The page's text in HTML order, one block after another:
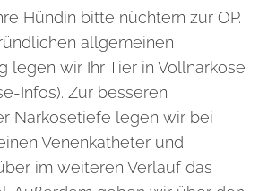
Hündin bitte nüchtern zur OP.
allgemeinen
legen wir Ihr Tier in Vollnarkose
Infos). Zur besseren
Narkosetiefe legen wir bei
Venenkatheter und
im weiteren Verlauf das